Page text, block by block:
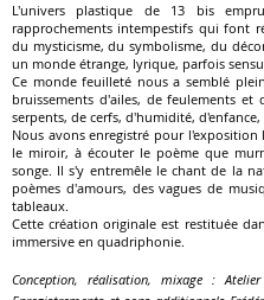
L'univers plastique de 13 bis
rapprochements intempestifs qui font
du mysticisme, du symbolisme, du
un monde étrange, lyrique, parfois
Ce monde feuilleté nous a semblé
bruissements d'ailes, de feulements
serpents, de cerfs, d'humidité,
Nous avons enregistré pour l'exposition
le miroir, à écouter le poème que
songe. Il s'y entremêle le chant de la
poèmes d'amours, des vagues de
tableaux.
Cette création originale est restituée
immersive en quadriphonie.
Conception, réalisation, mixage :